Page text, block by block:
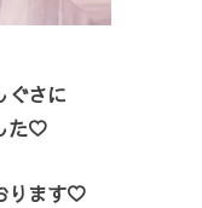
ぐさに
た♡
ります♡